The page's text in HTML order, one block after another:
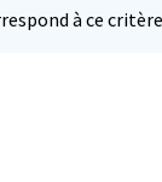
à ce